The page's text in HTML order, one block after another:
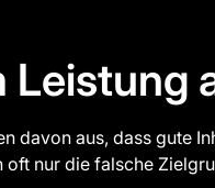
Leistung
davon aus, dass gute
oft nur die falsche